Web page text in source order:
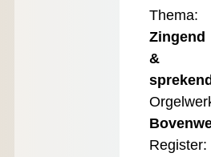
Thema:
Zingend
&
Register: